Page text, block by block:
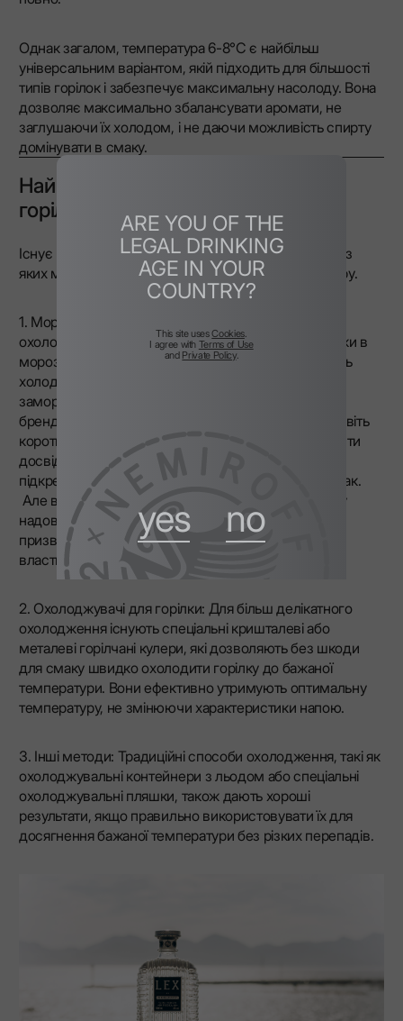
ARE YOU OF THE
LEGAL DRINKING
AGE IN YOUR
COUNTRY?
This site usesCookies.
I agree with Terms of Use
and Private Policy.
yes no
Однак загалом, температура 6-8°C є найбільш
універсальним варіантом, якій підходить для більшості
типів горілок і забезпечує максимальну насолоду. Вона
дозволяє максимально збалансувати аромати, не
заглушаючи їх холодом, і не даючи можливість спирту
домінувати в смаку.
Найкращі методи охолодження
горілки
Існує кілька способів охолодження горілки, кожен з
яких може по-різному впливати на її смак і текстуру.
1. Морозильна камера: Найпоширеніший метод
охолодження — це короткочасне зберігання горілки в
морозильнику. Такий спосіб зберігає горілку досить
холодною, щоб вона залишалася свіжою, але не
замороженою, що ідеально підходить для таких
брендів, як LEX by Nemiroff. Варто зазначити, що навіть
короткочасне охолодження може значно покращити
досвід споживання без зниження якості горілки,
підкреслити її свіжість і забезпечити приємний смак.
Але важливо не залишати горілку в морозильнику
надовго, оскільки надмірне охолодження може
призвести до «заглушення» її ароматичних
властивостей.
2. Охолоджувачі для горілки: Для більш делікатного
охолодження існують спеціальні кришталеві або
металеві горілчані кулери, які дозволяють без шкоди
для смаку швидко охолодити горілку до бажаної
температури. Вони ефективно утримують оптимальну
температуру, не змінюючи характеристики напою.
3. Інші методи: Традиційні способи охолодження, такі як
охолоджувальні контейнери з льодом або спеціальні
охолоджувальні пляшки, також дають хороші
результати, якщо правильно використовувати їх для
досягнення бажаної температури без різких перепадів.